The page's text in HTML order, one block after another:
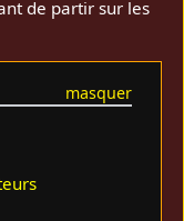
de partir sur les